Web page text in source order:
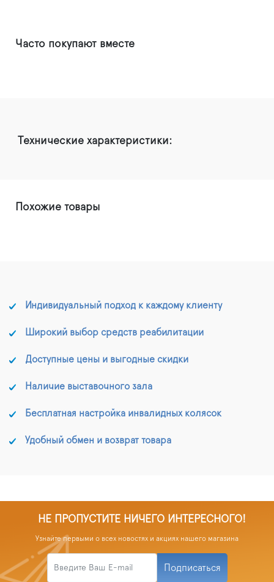
Часто покупают вместе
Технические характеристики:
Похожие товары
Индивидуальный подход к каждому клиенту
Широкий выбор средств реабилитации
Доступные цены и выгодные скидки
Наличие выставочного зала
Бесплатная настройка инвалидных колясок
Удобный обмен и возврат товара
НЕ ПРОПУСТИТЕ НИЧЕГО ИНТЕРЕСНОГО!
Узнайте первыми о всех новостях и акциях нашего магазина
Подписаться